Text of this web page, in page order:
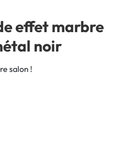
effet marbre
noir
salon !